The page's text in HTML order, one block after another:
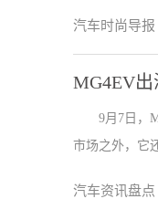
汽车时尚导报
MG4EV
9月7日，
市场之外，它
汽车资讯盘点